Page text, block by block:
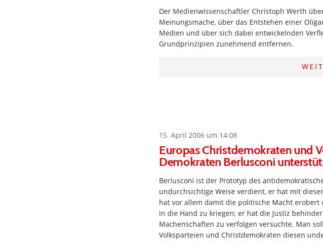
Der Medienwissenschaftler Christoph Werth
Meinungsmache, über das Entstehen einer
Medien und über sich dabei entwickelnden
Grundprinzipien zunehmend entfernen.
15. April 2006 um 14:08
Europas Christdemokraten und
Demokraten Berlusconi
Berlusconi ist der Prototyp des
undurchsichtige Weise verdient, er hat mit
hat vor allem damit die politische Macht
in die Hand zu kriegen; er hat die Justiz
Machenschaften zu verfolgen versuchte. Man
Volksparteien und Christdemokraten diesen